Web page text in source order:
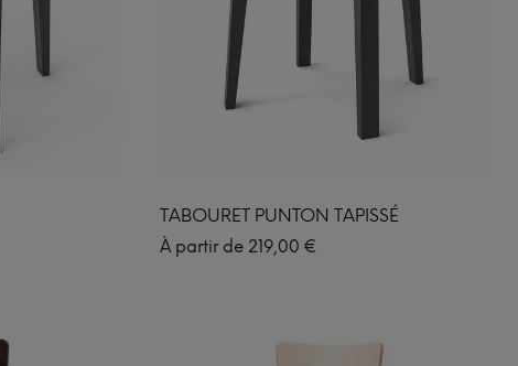
TABOURET PUNTON TAPISSÉ
À partir de 219,00 €